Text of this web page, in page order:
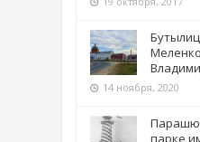
14 ноября, 2020
парке